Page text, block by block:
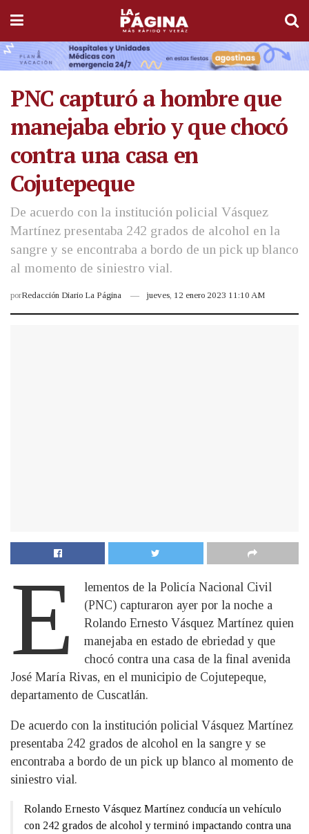
PNC capturó a hombre que
manejaba ebrio y que chocó
contra una casa en
Cojutepeque
De acuerdo con la institución policial Vásquez
Martínez presentaba 242 grados de alcohol en la
sangre y se encontraba a bordo de un pick up blanco
al momento de siniestro vial.
porRedacción Diario La Página jueves, 12 enero 2023 11:10 AM
E
lementos de la Policía Nacional Civil
(PNC) capturaron ayer por la noche a
Rolando Ernesto Vásquez Martínez quien
manejaba en estado de ebriedad y que
chocó contra una casa de la final avenida
José María Rivas, en el municipio de Cojutepeque,
departamento de Cuscatlán.
De acuerdo con la institución policial Vásquez Martínez
presentaba 242 grados de alcohol en la sangre y se
encontraba a bordo de un pick up blanco al momento de
siniestro vial.
Rolando Ernesto Vásquez Martínez conducía un vehículo
con 242 grados de alcohol y terminó impactando contra una